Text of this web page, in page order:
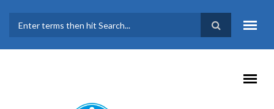
FORMULARIO DE
BÚSQUEDA